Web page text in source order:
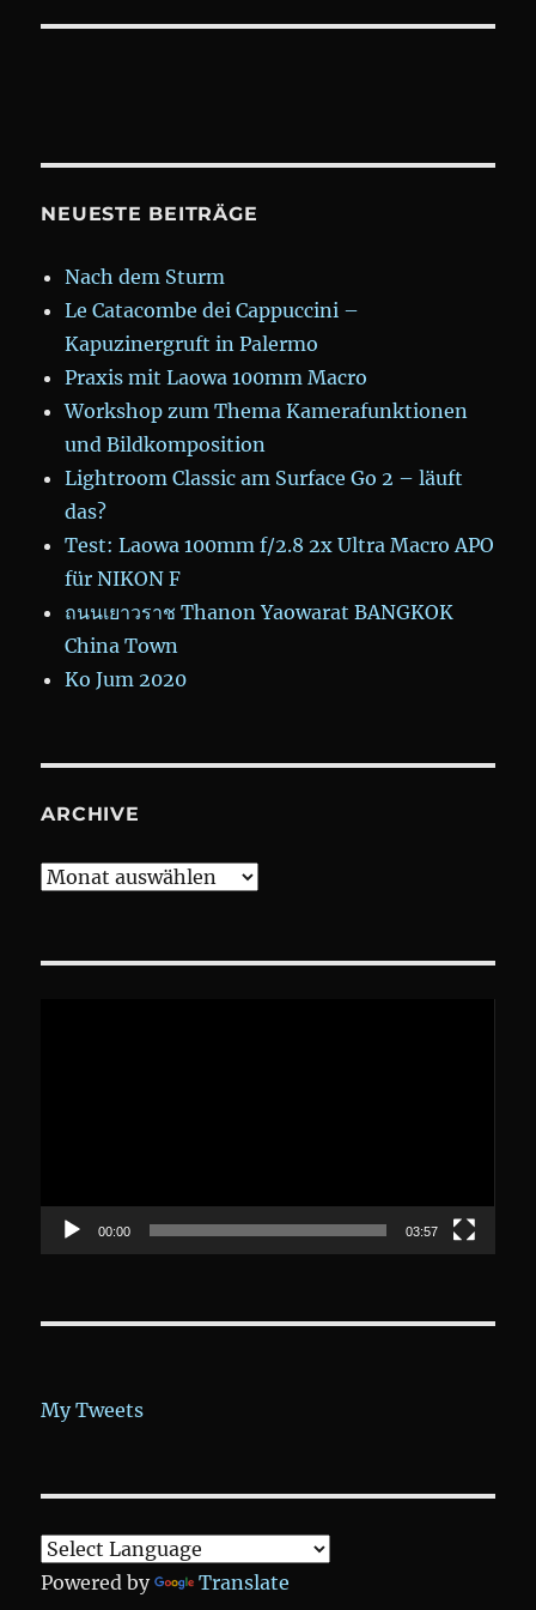
NEUESTE BEITRÄGE
Nach dem Sturm
Le Catacombe dei Cappuccini –
Kapuzinergruft in Palermo
Praxis mit Laowa 100mm Macro
Workshop zum Thema Kamerafunktionen
und Bildkomposition
Lightroom Classic am Surface Go 2 – läuft
das?
Test: Laowa 100mm f/2.8 2x Ultra Macro APO
für NIKON F
ถนนเยาวราช Thanon Yaowarat BANGKOK
China Town
Ko Jum 2020
ARCHIVE
Archive
00:00 03:57
My Tweets
Powered by Translate